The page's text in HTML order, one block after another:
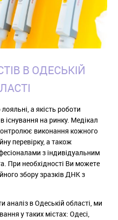
В ОДЕСЬКІЙ
а якість роботи
існування на ринку. Медікал
виконання кожного
перевірку, а також
з індивідуальним
При необхідності Ви можете
збору зразків ДНК з
аналіз в Одеській області, ми
у таких містах: Одесі,